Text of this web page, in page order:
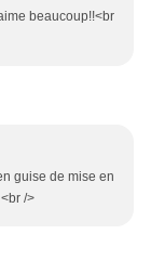
beaucoup!!<br
guise de mise en
/>